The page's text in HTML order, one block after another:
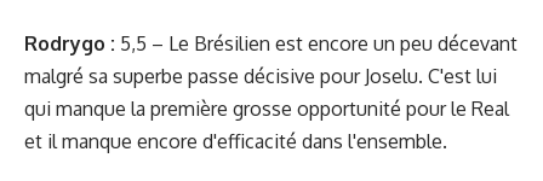
Rodrygo : 5,5 – Le Brésilien est encore un peu décevant
malgré sa superbe passe décisive pour Joselu. C'est lui
qui manque la première grosse opportunité pour le Real
et il manque encore d'efficacité dans l'ensemble.